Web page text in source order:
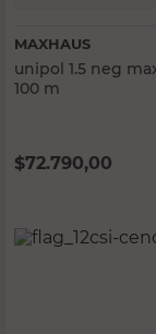
MAXHAUS
unipol 1.5 neg
100 m
$72.790,00